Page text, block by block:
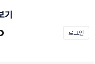
로그인
기